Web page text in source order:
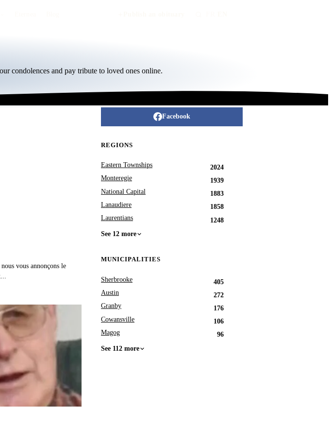
condolences and pay tribute to loved ones online.
vous annonçons le
Facebook
REGIONS
Eastern Townships
2024
Monteregie
1939
National Capital
1883
Lanaudiere
1858
Laurentians
1248
See 12 more
MUNICIPALITIES
Sherbrooke
405
Austin
272
Granby
176
Cowansville
106
Magog
96
See 112 more